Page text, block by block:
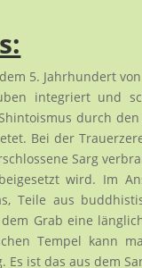
5. Jahrhundert
integriert und
durch
Bei der
Sarg
wird. Im
Teile aus
Grab eine
Tempel kann
Es ist das aus dem